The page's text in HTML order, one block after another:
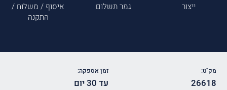
ייצור גמר תשלום
איסוף / משלוח /
התקנה
מק"ט:
26618
זמן אספקה:
עד 30 יום